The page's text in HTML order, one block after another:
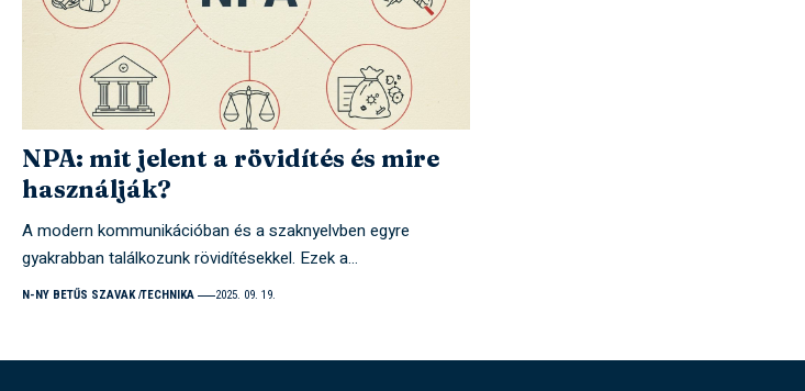
NPA: mit jelent a rövidítés és mire
használják?
A modern kommunikációban és a szaknyelvben egyre
gyakrabban találkozunk rövidítésekkel. Ezek a…
N-NY BETŰS SZAVAK TECHNIKA 2025. 09. 19.